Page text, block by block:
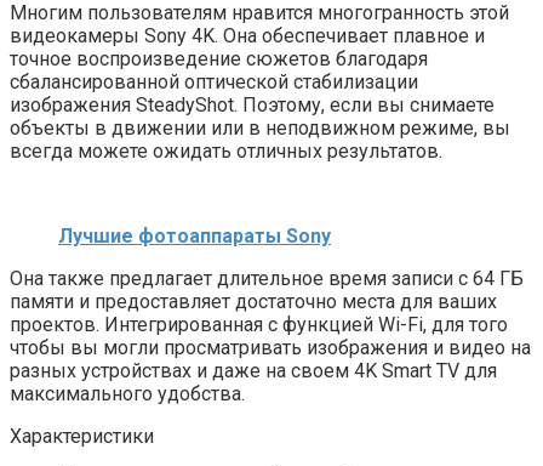
Многим пользователям нравится многогранность этой
видеокамеры Sony 4K. Она обеспечивает плавное и
точное воспроизведение сюжетов благодаря
сбалансированной оптической стабилизации
изображения SteadyShot. Поэтому, если вы снимаете
объекты в движении или в неподвижном режиме, вы
всегда можете ожидать отличных результатов.
Лучшие фотоаппараты Sony
Она также предлагает длительное время записи с 64 ГБ
памяти и предоставляет достаточно места для ваших
проектов. Интегрированная с функцией Wi-Fi, для того
чтобы вы могли просматривать изображения и видео на
разных устройствах и даже на своем 4K Smart TV для
максимального удобства.
Характеристики